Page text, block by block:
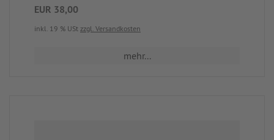
EUR 38,00
inkl. 19 % USt zzgl. Versandkosten
mehr...